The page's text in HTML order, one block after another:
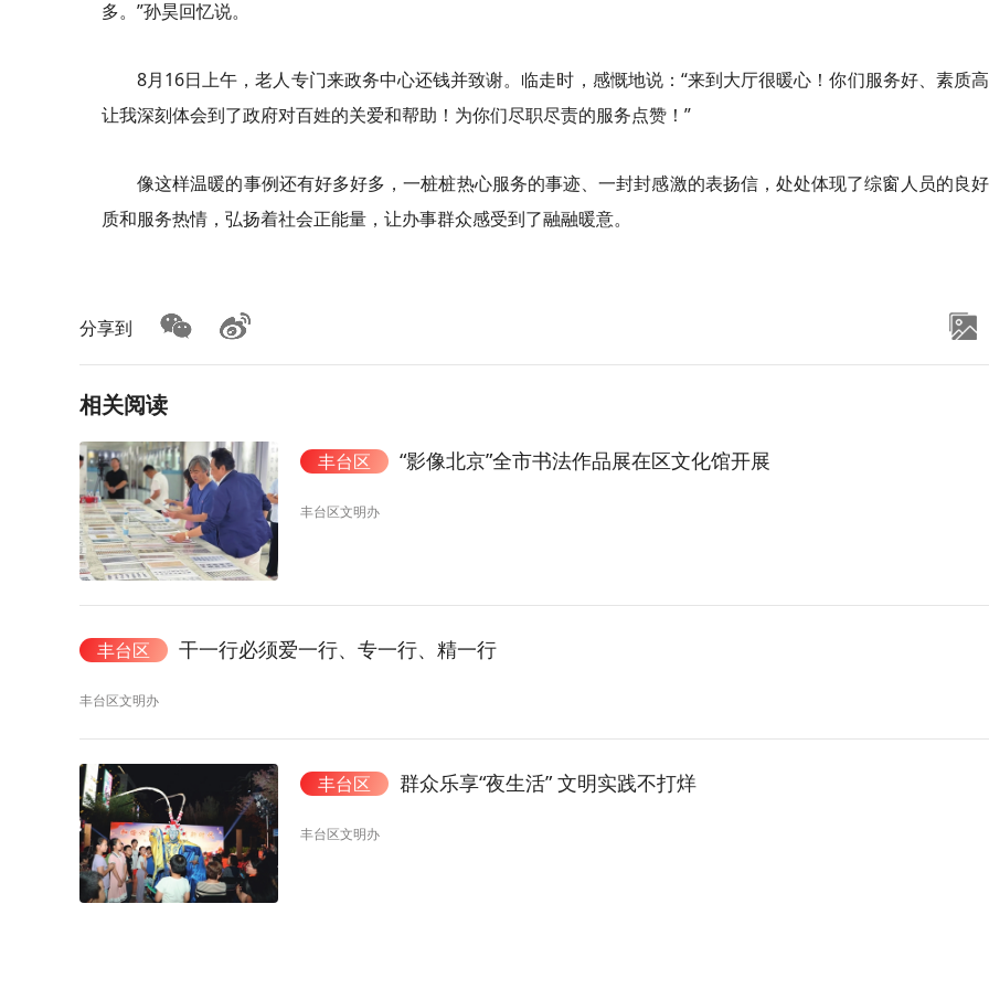
多。”孙昊回忆说。
8月16日上午，老人专门来政务中心还钱并致谢。临走时，感慨地说：“来到大厅很暖心！你们服务好、素质
让我深刻体会到了政府对百姓的关爱和帮助！为你们尽职尽责的服务点赞！”
像这样温暖的事例还有好多好多，一桩桩热心服务的事迹、一封封感激的表扬信，处处体现了综窗人员的良
质和服务热情，弘扬着社会正能量，让办事群众感受到了融融暖意。
分享到
相关阅读
丰台区 “影像北京”全市书法作品展在区文化馆开展
丰台区文明办
丰台区 干一行必须爱一行、专一行、精一行
丰台区文明办
丰台区 群众乐享“夜生活” 文明实践不打烊
丰台区文明办